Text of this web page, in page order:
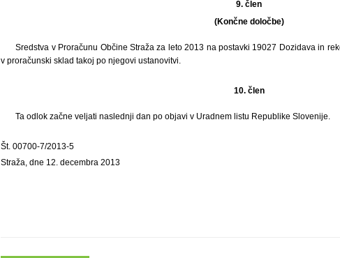
9. člen
(Končne določbe)
Sredstva v Proračunu Občine Straža za leto 2013 na postavki 19027 Dozidava in
v proračunski sklad takoj po njegovi ustanovitvi.
10. člen
Ta odlok začne veljati naslednji dan po objavi v Uradnem listu Republike Slovenije.
Št. 00700-7/2013-5
Straža, dne 12. decembra 2013